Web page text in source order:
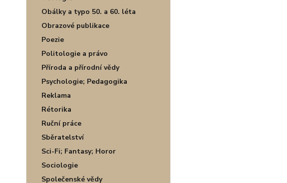
Obálky a typo 50. a 60. léta
Obrazové publikace
Poezie
Politologie a právo
Příroda a přírodní vědy
Psychologie; Pedagogika
Reklama
Rétorika
Ruční práce
Sběratelství
Sci-Fi; Fantasy; Horor
Sociologie
Společenské vědy